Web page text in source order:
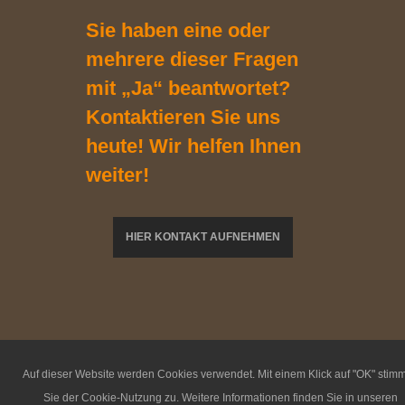
Sie haben eine oder
mehrere dieser Fragen
mit „Ja“ beantwortet?
Kontaktieren Sie uns
heute! Wir helfen Ihnen
weiter!
HIER KONTAKT AUFNEHMEN
Auf dieser Website werden Cookies verwendet. Mit einem Klick auf "OK"
Sie der Cookie-Nutzung zu. Weitere Informationen finden Sie in unseren